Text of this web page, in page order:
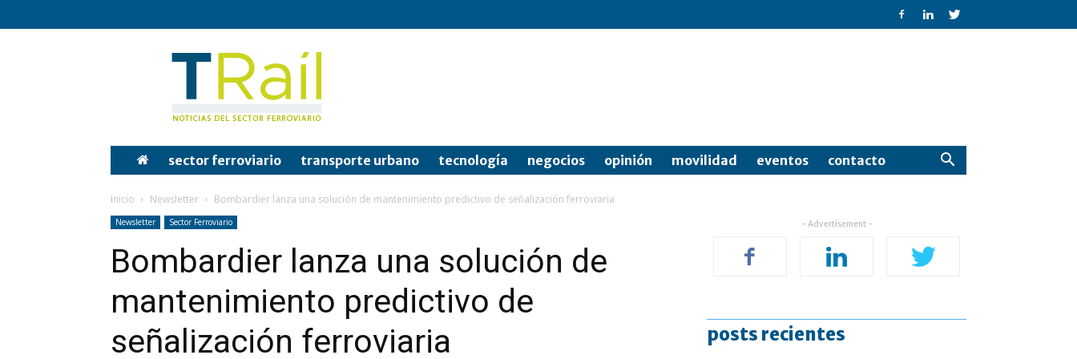
Tren
sector ferroviario transporte urbano tecnología negocios opinión movilidad eventos contacto
Inicio Newsletter Bombardier lanza una solución de mantenimiento predictivo de señalización ferroviaria
Newsletter Sector Ferroviario
Bombardier lanza una solución de
mantenimiento predictivo de
señalización ferroviaria
- Advertisement -
posts recientes